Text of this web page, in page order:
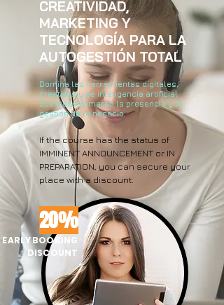
CREATIVIDAD,
MARKETING Y
TECNOLOGÍA PARA LA
AUTOGESTIÓN TOTAL
Domina las herramientas digitales,
creativas y de inteligencia artificial
que transformarán la presencia y la
gestión de tu negocio.
If the course has the status of
IMMINENT ANNOUNCEMENT or IN
PREPARATION, you can secure your
place with a discount.
20%
EARLY BOOKING
DISCOUNT